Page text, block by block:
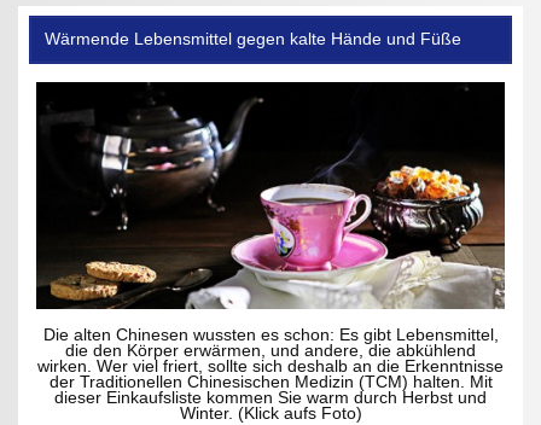
Wärmende Lebensmittel gegen kalte Hände und Füße
Die alten Chinesen wussten es schon: Es gibt Lebensmittel,
die den Körper erwärmen, und andere, die abkühlend
wirken. Wer viel friert, sollte sich deshalb an die Erkenntnisse
der Traditionellen Chinesischen Medizin (TCM) halten. Mit
dieser Einkaufsliste kommen Sie warm durch Herbst und
Winter. (Klick aufs Foto)